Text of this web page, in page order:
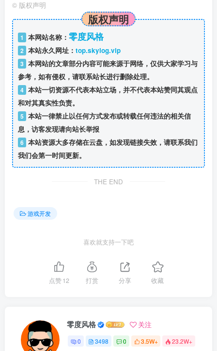
© 版权声明
版权声明
1 本网站名称： 零度风格
2 本站永久网址： top.skylog.vip
3 本网站的文章部分内容可能来源于网络，仅供大家学习与
参考，如有侵权，请联系站长进行删除处理。
4 本站一切资源不代表本站立场，并不代表本站赞同其观点
和对其真实性负责。
5 本站一律禁止以任何方式发布或转载任何违法的相关信
息，访客发现请向站长举报
6 本站资源大多存储在云盘，如发现链接失效，请联系我们
我们会第一时间更新。
THE END
游戏开发
喜欢就支持一下吧
点赞12 打赏 分享 收藏
零度风格 关注
0 3498 0 3.5W+ 23.2W+